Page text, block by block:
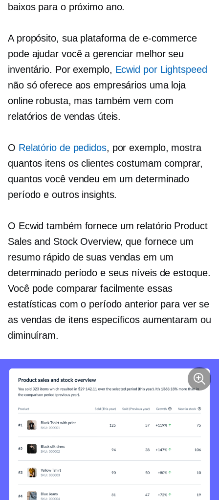
baixos para o próximo ano.
A propósito, sua plataforma de e-commerce
pode ajudar você a gerenciar melhor seu
inventário. Por exemplo, Ecwid por Lightspeed
não só oferece aos empresários uma loja
online robusta, mas também vem com
relatórios de vendas úteis.
O Relatório de pedidos, por exemplo, mostra
quantos itens os clientes costumam comprar,
quantos você vendeu em um determinado
período e outros insights.
O Ecwid também fornece um relatório Product
Sales and Stock Overview, que fornece um
resumo rápido de suas vendas em um
determinado período e seus níveis de estoque.
Você pode comparar facilmente essas
estatísticas com o período anterior para ver se
as vendas de itens específicos aumentaram ou
diminuíram.